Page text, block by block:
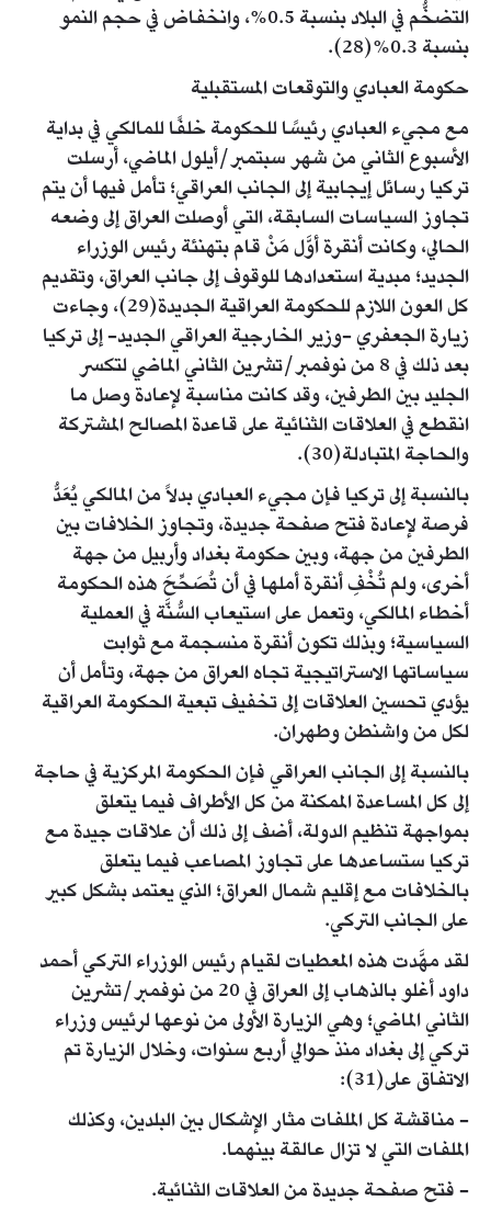
التضخُّم في البلاد بنسبة 0.5%، وانخفاض في حجم النمو
بنسبة 0.3%(28).
حكومة العبادي والتوقعات المستقبلية
مع مجيء العبادي رئيسًا للحكومة خلفًا للمالكي في بداية
الأسبوع الثاني من شهر سبتمبر/أيلول الماضي، أرسلت
تركيا رسائل إيجابية إلى الجانب العراقي؛ تأمل فيها أن يتم
تجاوز السياسات السابقة، التي أوصلت العراق إلى وضعه
الحالي، وكانت أنقرة أوَّل مَنْ قام بتهنئة رئيس الوزراء
الجديد؛ مبدية استعدادها للوقوف إلى جانب العراق، وتقديم
كل العون اللازم للحكومة العراقية الجديدة(29)، وجاءت
زيارة الجعفري -وزير الخارجية العراقي الجديد- إلى تركيا
بعد ذلك في 8 من نوفمبر/تشرين الثاني الماضي لتكسر
الجليد بين الطرفين، وقد كانت مناسبة لإعادة وصل ما
انقطع في العلاقات الثنائية على قاعدة المصالح المشتركة
والحاجة المتبادلة(30).
بالنسبة إلى تركيا فإن مجيء العبادي بدلاً من المالكي يُعَدُّ
فرصة لإعادة فتح صفحة جديدة، وتجاوز الخلافات بين
الطرفين من جهة، وبين حكومة بغداد وأربيل من جهة
أخرى، ولم تُخْفِ أنقرة أملها في أن تُصَحِّحَ هذه الحكومة
أخطاء المالكي، وتعمل على استيعاب السُّنَّة في العملية
السياسية؛ وبذلك تكون أنقرة منسجمة مع ثوابت
سياساتها الاستراتيجية تجاه العراق من جهة، وتأمل أن
يؤدي تحسين العلاقات إلى تخفيف تبعية الحكومة العراقية
لكل من واشنطن وطهران.
بالنسبة إلى الجانب العراقي فإن الحكومة المركزية في حاجة
إلى كل المساعدة الممكنة من كل الأطراف فيما يتعلق
بمواجهة تنظيم الدولة، أضف إلى ذلك أن علاقات جيدة مع
تركيا ستساعدها على تجاوز المصاعب فيما يتعلق
بالخلافات مع إقليم شمال العراق؛ الذي يعتمد بشكل كبير
على الجانب التركي.
لقد مهَّدت هذه المعطيات لقيام رئيس الوزراء التركي أحمد
داود أغلو بالذهاب إلى العراق في 20 من نوفمبر/تشرين
الثاني الماضي؛ وهي الزيارة الأولى من نوعها لرئيس وزراء
تركي إلى بغداد منذ حوالي أربع سنوات، وخلال الزيارة تم
الاتفاق على(31):
- مناقشة كل الملفات مثار الإشكال بين البلدين، وكذلك
الملفات التي لا تزال عالقة بينهما.
- فتح صفحة جديدة من العلاقات الثنائية.